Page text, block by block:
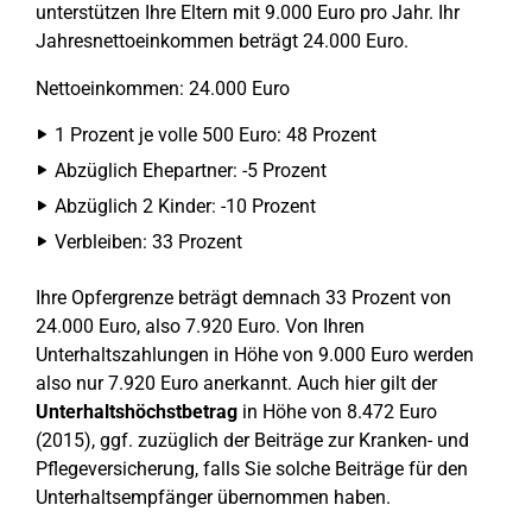
unterstützen Ihre Eltern mit 9.000 Euro pro Jahr. Ihr
Jahresnettoeinkommen beträgt 24.000 Euro.
Nettoeinkommen: 24.000 Euro
1 Prozent je volle 500 Euro: 48 Prozent
Abzüglich Ehepartner: -5 Prozent
Abzüglich 2 Kinder: -10 Prozent
Verbleiben: 33 Prozent
Ihre Opfergrenze beträgt demnach 33 Prozent von
24.000 Euro, also 7.920 Euro. Von Ihren
Unterhaltszahlungen in Höhe von 9.000 Euro werden
also nur 7.920 Euro anerkannt. Auch hier gilt der
Unterhaltshöchstbetrag in Höhe von 8.472 Euro
(2015), ggf. zuzüglich der Beiträge zur Kranken- und
Pflegeversicherung, falls Sie solche Beiträge für den
Unterhaltsempfänger übernommen haben.